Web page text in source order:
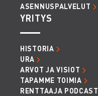
ASENNUSPALVELUT
YRITYS
HISTORIA
URA
ARVOT JA VISIOT
TAPAMME TOIMIA
RENTTAAJA PODCAST